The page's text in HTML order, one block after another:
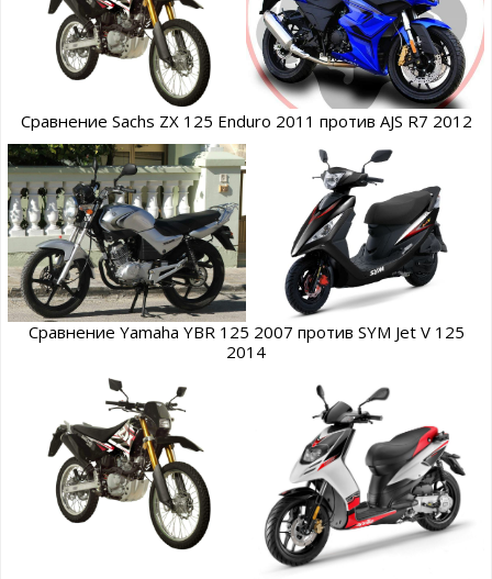
Сравнение Sachs ZX 125 Enduro 2011 против AJS R7 2012
Сравнение Yamaha YBR 125 2007 против SYM Jet V 125
2014